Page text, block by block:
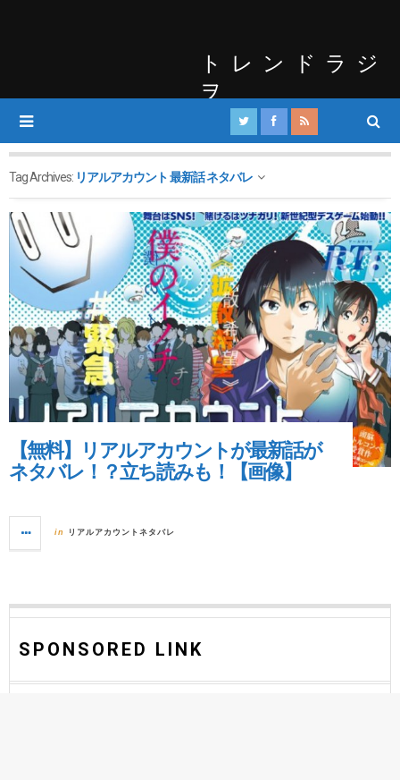
トレンドラジ
ヲ
Tag Archives: リアルアカウント 最新話 ネタバレ
【無料】リアルアカウントが最新話が
ネタバレ！？立ち読みも！【画像】
in リアルアカウントネタバレ
SPONSORED LINK